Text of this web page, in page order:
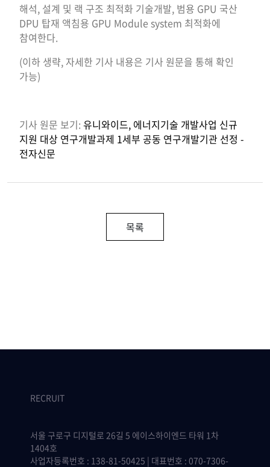
해석, 설계 및 랙 구조 최적화 기술개발, 범용 GPU 국산
DPU 탑재 액침용 GPU Module system 최적화에
참여한다.
(이하 생략, 자세한 기사 내용은 기사 원문을 통해 확인
가능)
기사 원문 보기:유니와이드, 에너지기술 개발사업 신규
지원 대상 연구개발과제 1세부 공동 연구개발기관 선정 -
전자신문
목록
RECRUIT
서울 구로구 디지털로 26길 5 에이스하이엔드 타워 1차
1404호
사업자등록번호 : 138-81-50425 | 대표번호 : 070-7306-